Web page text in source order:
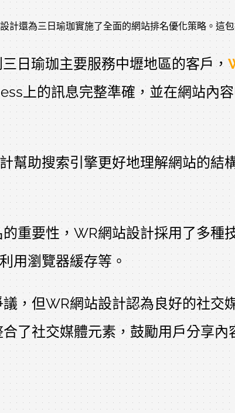
計還為三日瑜珈實施了全面的網站排名優化策略。這包
日瑜珈主要服務中壢地區的客戶，
上的訊息完整準確，並在網站內
幫助搜索引擎更好地理解網站的結
重要性，WR網站設計採用了多種
用瀏覽器緩存等。
，但WR網站設計認為良好的社交
了社交媒體元素，鼓勵用戶分享內